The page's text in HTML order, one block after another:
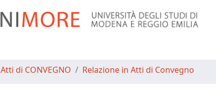
Atti di CONVEGNO Relazione in Atti di Convegno